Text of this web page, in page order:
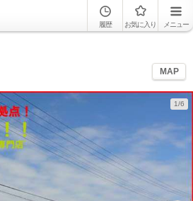
履歴 お気に入り メニュー
MAP
1/6